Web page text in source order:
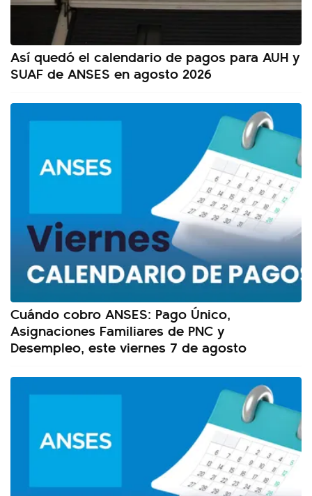
Así quedó el calendario de pagos para AUH y
SUAF de ANSES en agosto 2026
Cuándo cobro ANSES: Pago Único,
Asignaciones Familiares de PNC y
Desempleo, este viernes 7 de agosto